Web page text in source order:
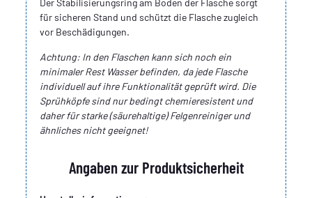
für sicheren Stand und schützt die Flasche zugleich
vor Beschädigungen.
Achtung: In den Flaschen kann sich noch ein
minimaler Rest Wasser befinden, da jede Flasche
individuell auf ihre Funktionalität geprüft wird. Die
Sprühköpfe sind nur bedingt chemieresistent und
daher für starke (säurehaltige) Felgenreiniger und
ähnliches nicht geeignet!
Angaben zur Produktsicherheit